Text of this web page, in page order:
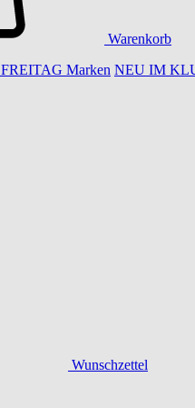
Warenkorb
FREITAG Marken NEU IM
Wunschzettel